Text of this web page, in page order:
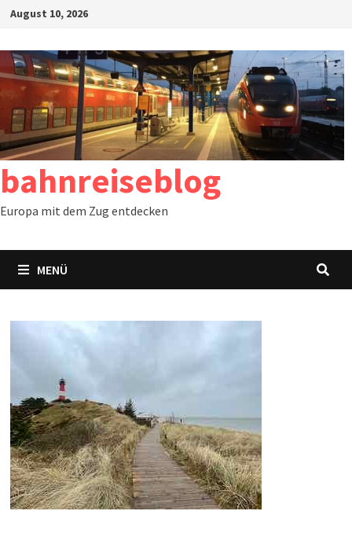
Zum
springen
August 10, 2026
bahnreiseblog
Europa mit dem Zug entdecken
MENÜ